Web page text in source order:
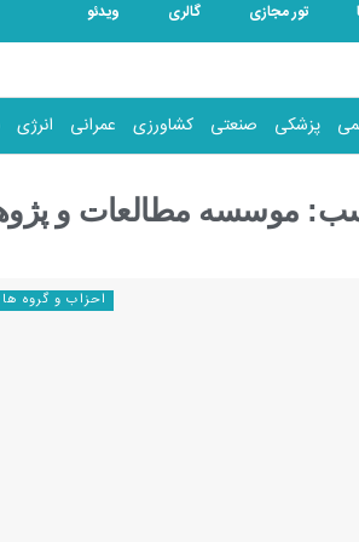
تور مجازی گالری ویدئو
پزشکی صنعتی کشاورزی عمرانی انرژی
موسسه مطالعات و
احزاب و گروه ها